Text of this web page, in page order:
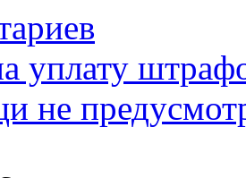
уплату
не